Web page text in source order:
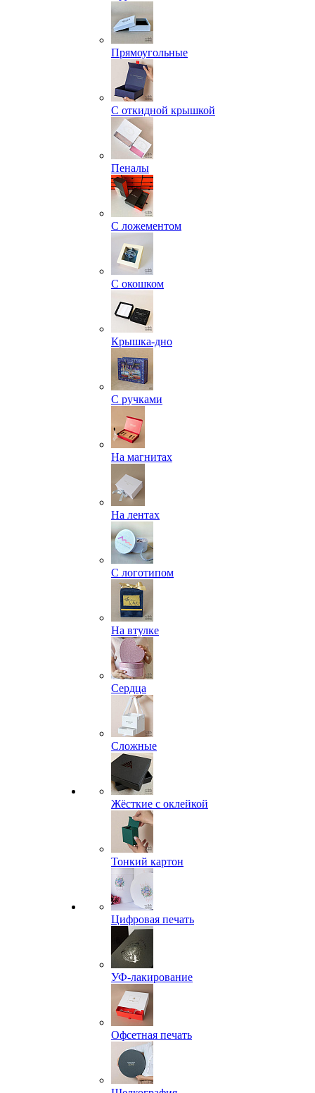
Прямоугольные
С откидной крышкой
Пеналы
С ложементом
С окошком
Крышка-дно
С ручками
На магнитах
На лентах
С логотипом
На втулке
Сердца
Сложные
Жёсткие с оклейкой
Тонкий картон
Цифровая печать
УФ-лакирование
Офсетная печать